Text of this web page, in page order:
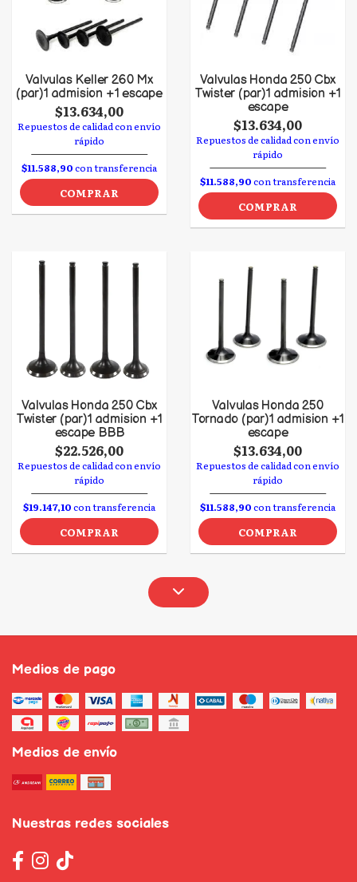
Valvulas Keller 260 Mx
(par)1 admision +1 escape
$13.634,00
Repuestos de calidad con envío
rápido
$11.588,90con transferencia
COMPRAR
Valvulas Honda 250 Cbx
Twister (par)1 admision +1
escape
$13.634,00
Repuestos de calidad con envío
rápido
$11.588,90con transferencia
COMPRAR
Valvulas Honda 250 Cbx
Twister (par)1 admision +1
escape BBB
$22.526,00
Repuestos de calidad con envío
rápido
$19.147,10con transferencia
COMPRAR
Valvulas Honda 250
Tornado (par)1 admision +1
escape
$13.634,00
Repuestos de calidad con envío
rápido
$11.588,90con transferencia
COMPRAR
Medios de pago
Medios de envío
Nuestras redes sociales